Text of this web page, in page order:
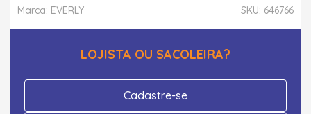
SKU: 646766
Marca: EVERLY
LOJISTA OU SACOLEIRA?
Cadastre-se